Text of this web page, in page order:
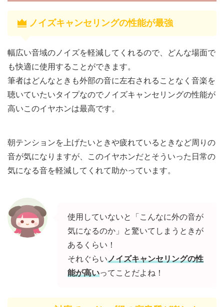
ノイズキャンセリングの性能が最強
幅広い音域のノイズを軽減してくれるので、どんな場面で
も快適に使用することができます。
筆者はどんなときも外部の音に左右されることなく音楽を
聴いていたいタイプなのでノイズキャンセリングの性能が
高いこのイヤホンは最高です。
朝テンションを上げたいときや疲れているときなど周りの
音が気になりますが、このイヤホンだとそういった日常の
気になる音を軽減してくれて助かっています。
使用していないと「こんなに外の音が
気になるのか」と驚いてしまうときが
あるくらい！
それぐらいノイズキャンセリングの性
能が高いってことだよね！